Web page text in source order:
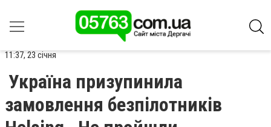
11:37, 23 січня
Україна призупинила
замовлення безпілотників